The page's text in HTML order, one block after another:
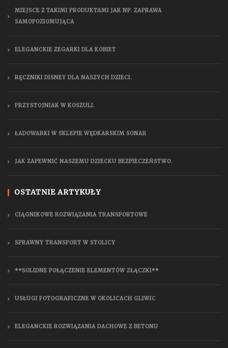
MIEJSCE Z TAKIMI PRODUKTAMI JAK NP. ZAPRAWA
SAMOPOZIOMUJĄCA
ELEGANCKIE ZEGARKI DLA KOBIET
RĘCZNIKI DISNEY DLA NASZYCH DZIECI.
PRZYSTOJNIAK W KOSZULI.
ŁADOWARKI W SKLEPIE WĘDKARSKIM SONAR
JAK ZAPEWNIĆ NASZEMU DZIECKU BEZPIECZEŃSTWO.
OSTATNIE ARTYKUŁY
CIĄGNIKOWE ROZWIĄZANIA TRANSPORTOWE
SPRAWNY TRANSPORT W STOLICY
**SOLIDNE POŁĄCZENIE ELEMENTÓW ZŁĄCZKI**
USŁUGI FOTOGRAFICZNE W OKOLICACH GLIWIC
ELEGANCKIE ROZWIĄZANIA DACHOWE Z BETONU